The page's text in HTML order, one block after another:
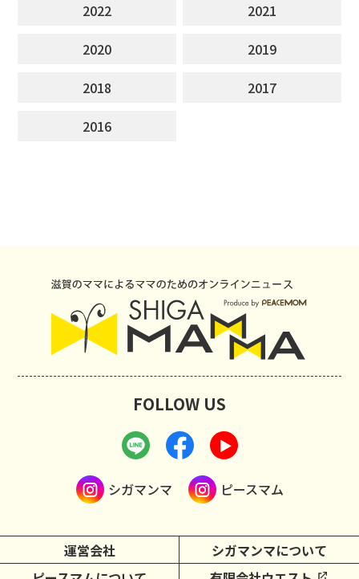
2022
2021
2020
2019
2018
2017
2016
運営会社
シガマンマについて
FOLLOW US
シガマンマ ピースマム